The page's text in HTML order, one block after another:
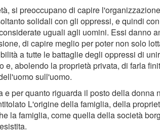
si preoccupano di capire
solidali con gli oppressi, e quindi
uguali agli uomini. Essi danno
di capire meglio per poter non solo
a tutte le battaglie degli oppressi di
abolendo la proprietà privata, di farla
sull'uomo.
per quanto riguarda il posto della donna
L'origine della famiglia, della
la famiglia, come quella della società